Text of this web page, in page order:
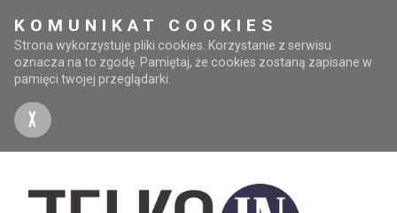
KOMUNIKAT COOKIES
Strona wykorzystuje pliki cookies. Korzystanie z serwisu
oznacza na to zgodę. Pamiętaj, że cookies zostaną zapisane w
pamięci twojej przeglądarki.
X